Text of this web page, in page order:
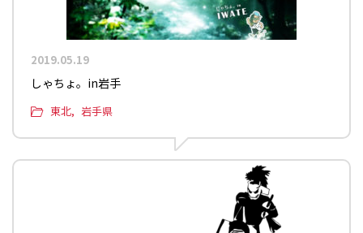
2019.05.19
しゃちょ。in岩手
東北 岩手県